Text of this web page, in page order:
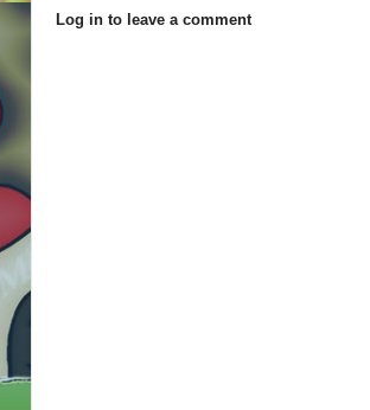
Log in to leave a comment